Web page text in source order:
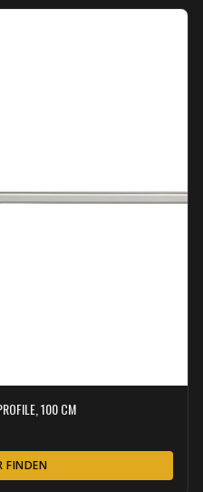
100 CM
FINDEN